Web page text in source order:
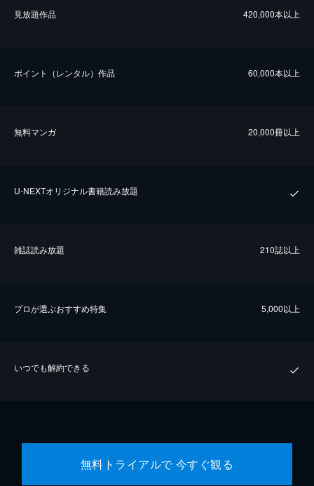
⾒放題作品 420,000本以上
ポイント（レンタル）作品 60,000本以上
無料マンガ 20,000冊以上
U-NEXTオリジナル書籍読み放題
雑誌読み放題 210誌以上
プロが選ぶおすすめ特集 5,000以上
いつでも解約できる
無料トライアルで 今すぐ観る